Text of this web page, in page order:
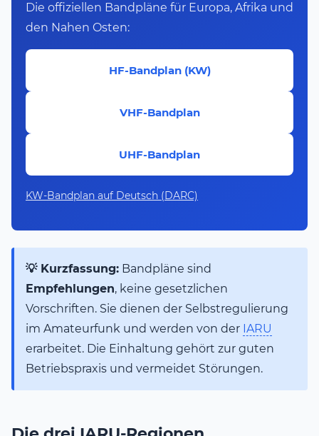
Die offiziellen Bandpläne für Europa, Afrika und
den Nahen Osten:
HF-Bandplan (KW)
VHF-Bandplan
UHF-Bandplan
KW-Bandplan auf Deutsch (DARC)
💡 Kurzfassung: Bandpläne sind
Empfehlungen, keine gesetzlichen
Vorschriften. Sie dienen der Selbstregulierung
im Amateurfunk und werden von der IARU
erarbeitet. Die Einhaltung gehört zur guten
Betriebspraxis und vermeidet Störungen.